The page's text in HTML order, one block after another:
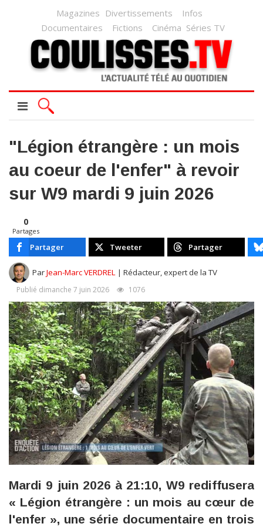
Magazines Divertissements
Infos
Documentaires
Fictions Cinéma Séries TV
"Légion étrangère : un mois
au coeur de l'enfer" à revoir
sur W9 mardi 9 juin 2026
0
Partages
Partager Tweeter Partager
ParJean-Marc VERDREL | Rédacteur, expert de la TV
Publié dimanche 7 juin 2026 1076
Mardi 9 juin 2026 à 21:10, W9 rediffusera
« Légion étrangère : un mois au cœur de
l'enfer », une série documentaire en trois